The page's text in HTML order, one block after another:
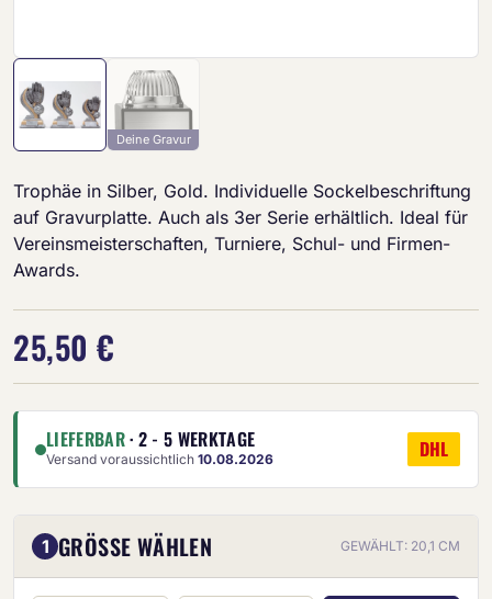
Deine Gravur
Trophäe in Silber, Gold. Individuelle Sockelbeschriftung
auf Gravurplatte. Auch als 3er Serie erhältlich. Ideal für
Vereinsmeisterschaften, Turniere, Schul- und Firmen-
Awards.
25,50 €
LIEFERBAR· 2 - 5 WERKTAGE
Versand voraussichtlich 10.08.2026 DHL
1 GRÖSSE WÄHLEN GEWÄHLT: 20,1 CM